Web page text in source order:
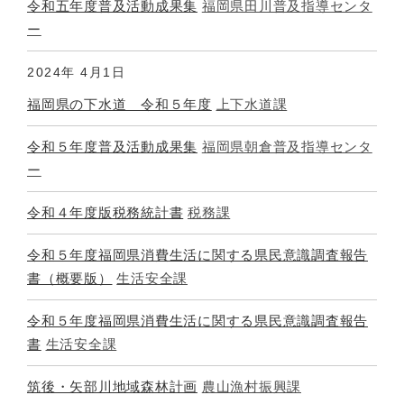
令和五年度普及活動成果集 福岡県田川普及指導センタ
ー
2024年 4月1日
福岡県の下水道 令和５年度 上下水道課
令和５年度普及活動成果集 福岡県朝倉普及指導センタ
ー
令和４年度版税務統計書 税務課
令和５年度福岡県消費生活に関する県民意識調査報告
書（概要版）
生活安全課
令和５年度福岡県消費生活に関する県民意識調査報告
書 生活安全課
筑後・矢部川地域森林計画 農山漁村振興課